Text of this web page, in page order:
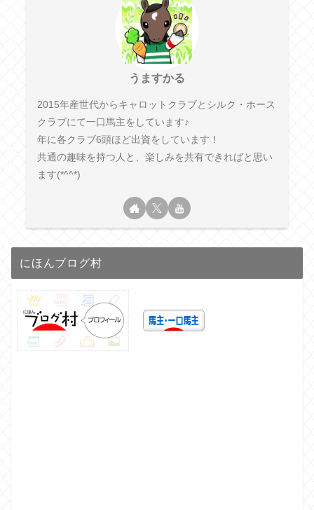
うますかる
2015年産世代からキャロットクラブとシルク・ホース
クラブにて一口馬主をしています♪
年に各クラブ6頭ほど出資をしています！
共通の趣味を持つ人と、楽しみを共有できればと思い
ます(*^^*)
にほんブログ村